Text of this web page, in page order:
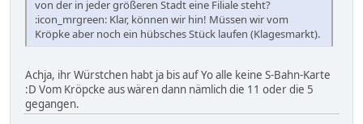
von der in jeder größeren Stadt eine Filiale steht?
:icon_mrgreen: Klar, können wir hin! Müssen wir vom
Kröpke aber noch ein hübsches Stück laufen (Klagesmarkt).
Achja, ihr Würstchen habt ja bis auf Yo alle keine S-Bahn-Karte
:D Vom Kröpcke aus wären dann nämlich die 11 oder die 5
gegangen.